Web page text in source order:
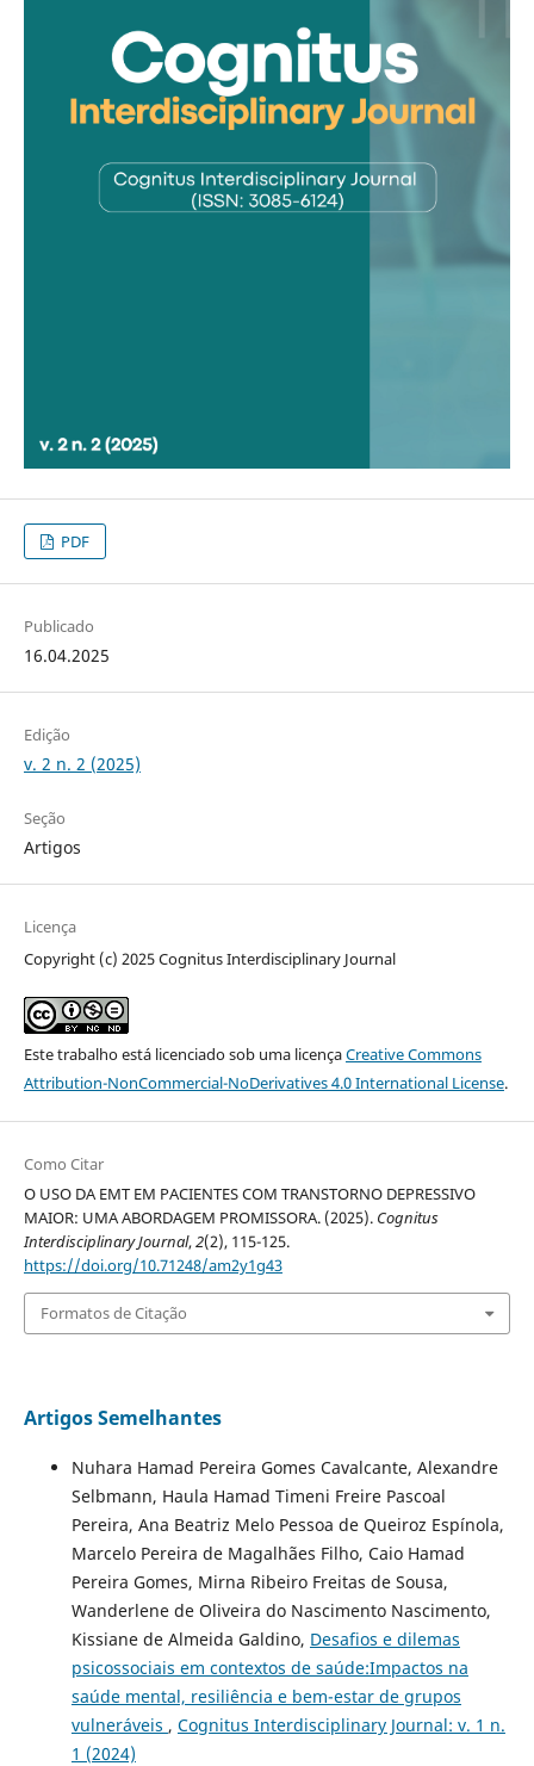
PDF
Publicado
16.04.2025
Edição
v. 2 n. 2 (2025)
Seção
Artigos
Licença
Copyright (c) 2025 Cognitus Interdisciplinary Journal
Este trabalho está licenciado sob uma licençaCreative Commons
Attribution-NonCommercial-NoDerivatives 4.0 International License.
Como Citar
O USO DA EMT EM PACIENTES COM TRANSTORNO DEPRESSIVO
MAIOR: UMA ABORDAGEM PROMISSORA. (2025). Cognitus
Interdisciplinary Journal,2(2), 115-125.
https://doi.org/10.71248/am2y1g43
Formatos de Citação
Artigos Semelhantes
Nuhara Hamad Pereira Gomes Cavalcante, Alexandre
Selbmann, Haula Hamad Timeni Freire Pascoal
Pereira, Ana Beatriz Melo Pessoa de Queiroz Espínola,
Marcelo Pereira de Magalhães Filho, Caio Hamad
Pereira Gomes, Mirna Ribeiro Freitas de Sousa,
Wanderlene de Oliveira do Nascimento Nascimento,
Kissiane de Almeida Galdino, Desafios e dilemas
psicossociais em contextos de saúde:Impactos na
saúde mental, resiliência e bem-estar de grupos
vulneráveis , Cognitus Interdisciplinary Journal: v. 1 n.
1 (2024)